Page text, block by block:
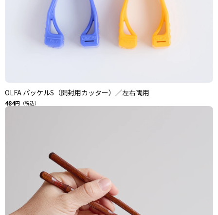
OLFA パッケルS（開封用カッター）／左右両用
484円（税込）